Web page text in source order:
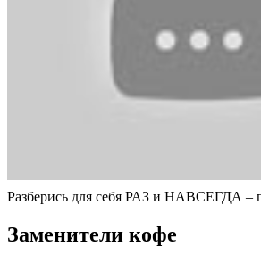
Разберись для себя РАЗ и НАВСЕГДА –
Заменители кофе